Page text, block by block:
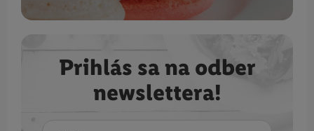
Prihlás sa na odber
newslettera!